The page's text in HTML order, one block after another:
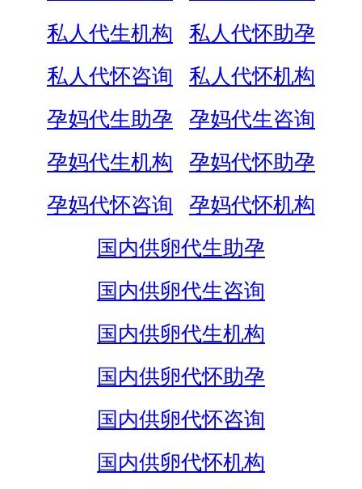
私人代生机构
私人代怀助孕
私人代怀咨询
私人代怀机构
孕妈代生助孕
孕妈代生咨询
孕妈代生机构
孕妈代怀助孕
孕妈代怀咨询
孕妈代怀机构
国内供卵代生助孕
国内供卵代生咨询
国内供卵代生机构
国内供卵代怀助孕
国内供卵代怀咨询
国内供卵代怀机构